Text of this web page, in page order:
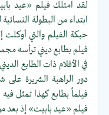
لقد امتلك فيلم «عيد
ابتداء من البطولة
حبكة الفيلم والتي أوكلت
فيلم بطابع ديني ترأسه
في الأفلام ذات الطابع
دور الراهبة الشريرة على
فيلماً بطابع كهذا تمثل
فيلم «عيد بابيت» إذ بعد